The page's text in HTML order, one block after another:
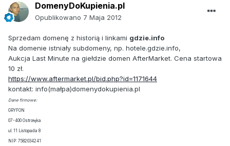
DomenyDoKupienia.pl
Opublikowano 7 Maja 2012
Sprzedam domenę z historią i linkami gdzie.info
Na domenie istniały subdomeny, np. hotele.gdzie.info,
Aukcja Last Minute na giełdzie domen AfterMarket. Cena startowa
10 zł.
https://www.aftermarket.pl/bid.php?id=1171644
kontakt: info(małpa)domenydokupienia.pl
Dane firmowe:
GRYFON
07-400 Ostrołęka
ul. 11 Listopada 8
NIP: 7582034241